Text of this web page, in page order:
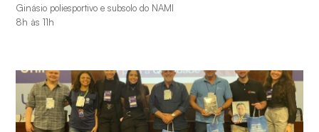
Ginásio poliesportivo e subsolo do NAMI
8h às 11h